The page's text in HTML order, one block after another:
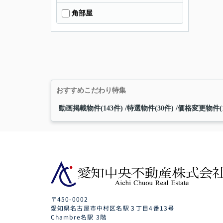
角部屋
おすすめこだわり特集
動画掲載物件(143件) 特選物件(30件) 価格変更物件
〒450-0002
愛知県名古屋市中村区名駅３丁目4番13号
Chambre名駅 3階